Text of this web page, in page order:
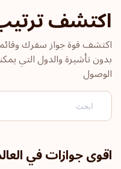
السويد
اكتشف
اكتشف قوة جواز سفرك
بدون تأشيرة والدول التي
الوصول
اقوى جوازات في